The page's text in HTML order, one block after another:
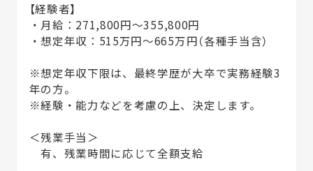
【経験者】
・月給：271,800円～355,800円
・想定年収：515万円～665万円（各種手当含）
※想定年収下限は、最終学歴が大卒で実務経験3
年の方。
※経験・能力などを考慮の上、決定します。
＜残業手当＞
有、残業時間に応じて全額支給